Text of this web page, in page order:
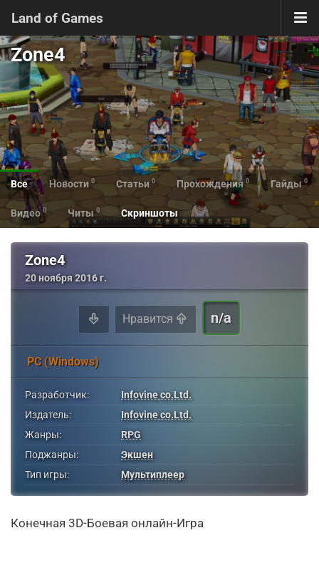
Land of Games
Zone4
Все Новости 0 Статьи 0 Прохождения 0 Гайды 0
Видео 0 Читы 0 Скриншоты
Zone4
20 ноября 2016 г.
Нравится n/a
PC (Windows)
Разработчик:
Infovine co.Ltd.
Издатель:
Infovine co.Ltd.
Жанры:
RPG
Поджанры:
Экшен
Тип игры:
Мультиплеер
Конечная 3D-Боевая онлайн-Игра